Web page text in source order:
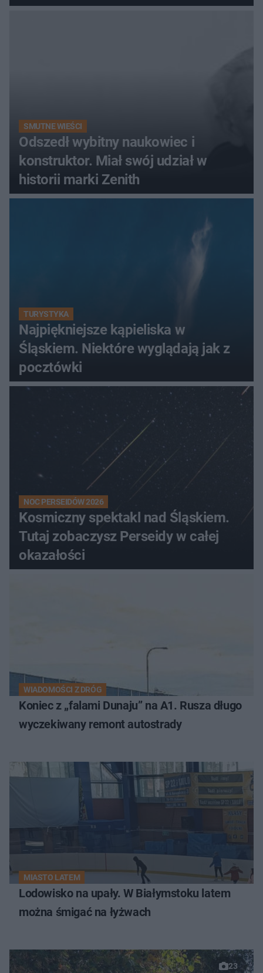
promenada
SMUTNE WIEŚCI
Odszedł wybitny naukowiec i
konstruktor. Miał swój udział w
historii marki Zenith
TURYSTYKA
Najpiękniejsze kąpieliska w
Śląskiem. Niektóre wyglądają jak z
pocztówki
NOC PERSEIDÓW 2026
Kosmiczny spektakl nad Śląskiem.
Tutaj zobaczysz Perseidy w całej
okazałości
WIADOMOŚCI Z DRÓG
Koniec z „falami Dunaju” na A1. Rusza długo
wyczekiwany remont autostrady
MIASTO LATEM
Lodowisko na upały. W Białymstoku latem
można śmigać na łyżwach
23